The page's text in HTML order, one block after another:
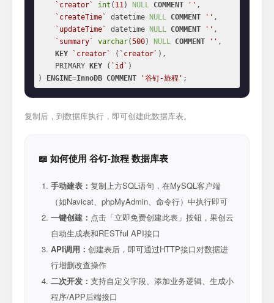
`creator`
int ( 11) NULL COMMENT '' ,
`createTime`
datetime NULL COMMENT '' ,
`updateTime`
datetime NULL COMMENT '' ,
`summary`
varchar(500) NULL COMMENT '' ,
KEY
`creator` ( `creator` ),
    PRIMARY
KEY ( `id` )
)
ENGINE=InnoDB COMMENT '谷钉-旅程' ;
复制后，到数据库执行，即可创建此数据库表。
📖 如何使用 谷钉-旅程 数据库表
手动建表： 复制上方SQL语句，在MySQL客户端
（如Navicat、phpMyAdmin、命令行）中执行即可
一键创建： 点击「立即免费创建此表」按钮，果创云
自动生成表和RESTful API接口
API调用： 创建表后，即可通过HTTP接口对数据进
行增删改查操作
二次开发： 支持自定义字段、添加业务逻辑、生成小
程序/APP后端接口